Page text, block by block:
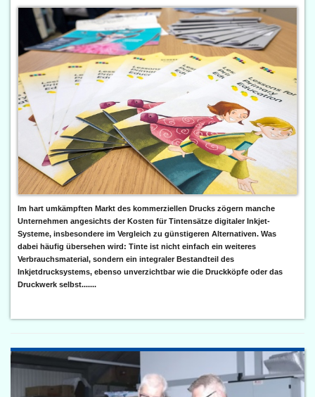
Im hart umkämpften Markt des kommerziellen Drucks zögern manche
Unternehmen angesichts der Kosten für Tintensätze digitaler Inkjet-
Systeme, insbesondere im Vergleich zu günstigeren Alternativen. Was
dabei häufig übersehen wird: Tinte ist nicht einfach ein weiteres
Verbrauchsmaterial, sondern ein integraler Bestandteil des
Inkjetdrucksystems, ebenso unverzichtbar wie die Druckköpfe oder das
Druckwerk selbst.......